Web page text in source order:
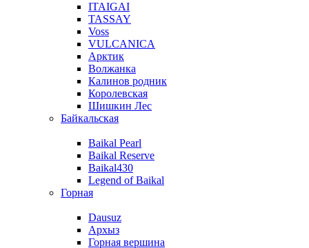
ITAIGAI
TASSAY
Voss
VULCANICA
Арктик
Волжанка
Калинов родник
Королевская
Шишкин Лес
Байкальская
Baikal Pearl
Baikal Reserve
Baikal430
Legend of Baikal
Горная
Dausuz
Архыз
Горная вершина